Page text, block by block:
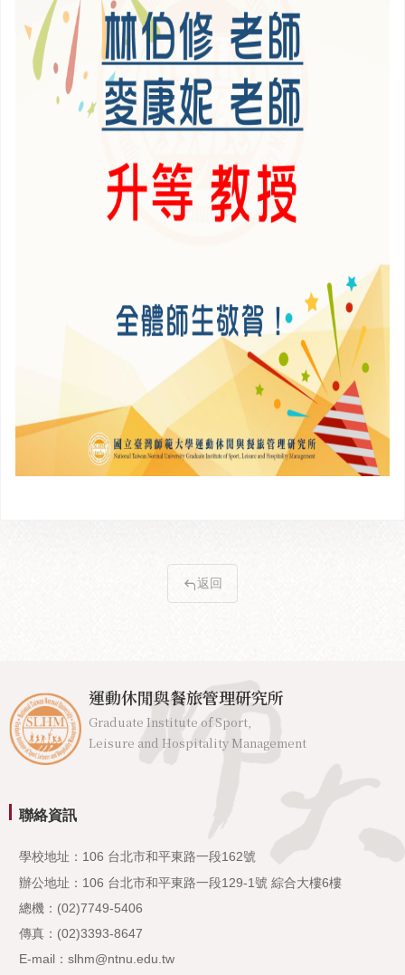
返回
運動休閒與餐旅管理研究所
Graduate Institute of Sport,
Leisure and Hospitality Management
聯絡資訊
學校地址：106 台北市和平東路一段162號
辦公地址：106 台北市和平東路一段129-1號 綜合大樓6樓
總機：(02)7749-5406
傳真：(02)3393-8647
E-mail：slhm@ntnu.edu.tw